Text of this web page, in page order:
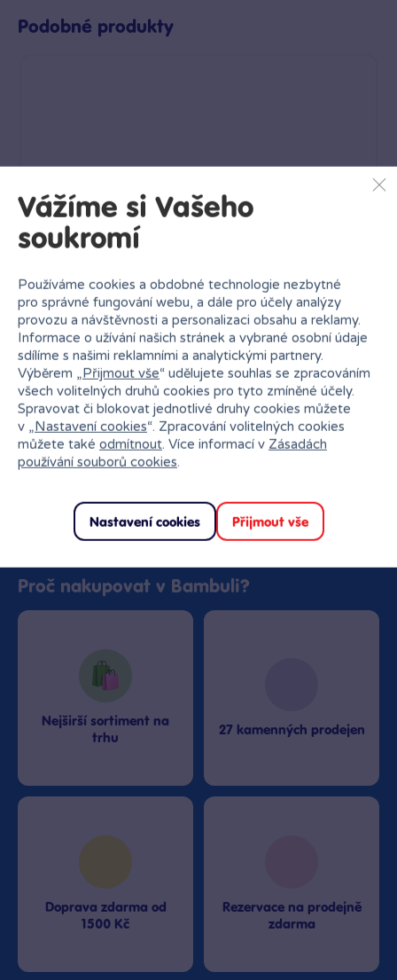
Podobné produkty
SpyX Mini odposlech
Skladem
189 Kč
Klub:183 Kč
Do košíku
Proč nakupovat v Bambuli?
Nejširší sortiment na
trhu
27 kamenných prodejen
Doprava zdarma od
1500 Kč
Rezervace na prodejně
zdarma
Vážíme si Vašeho
soukromí
Používáme cookies a obdobné technologie nezbytné
pro správné fungování webu, a dále pro účely analýzy
provozu a návštěvnosti a personalizaci obsahu a reklamy.
Informace o užívání našich stránek a vybrané osobní údaje
sdílíme s našimi reklamními a analytickými partnery.
Výběrem „Přijmout vše“ udělujete souhlas se zpracováním
všech volitelných druhů cookies pro tyto zmíněné účely.
Spravovat či blokovat jednotlivé druhy cookies můžete
v „Nastavení cookies“. Zpracování volitelných cookies
můžete také odmítnout. Více informací v Zásadách
používání souborů cookies.
Nastavení cookies Přijmout vše